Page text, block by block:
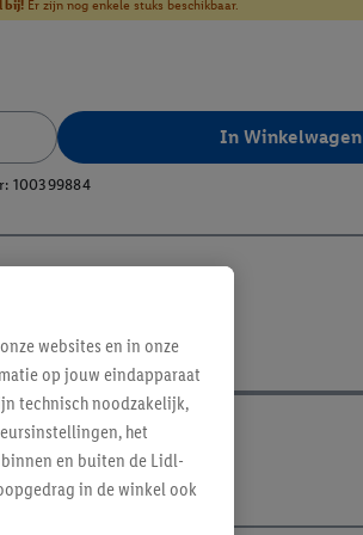
bij!Er zijn nog enkele stuks beschikbaar.
In Winkelwagen
100399884
websites en in onze
op jouw eindapparaat
technisch noodzakelijk,
het
en buiten de Lidl-
in de winkel ook